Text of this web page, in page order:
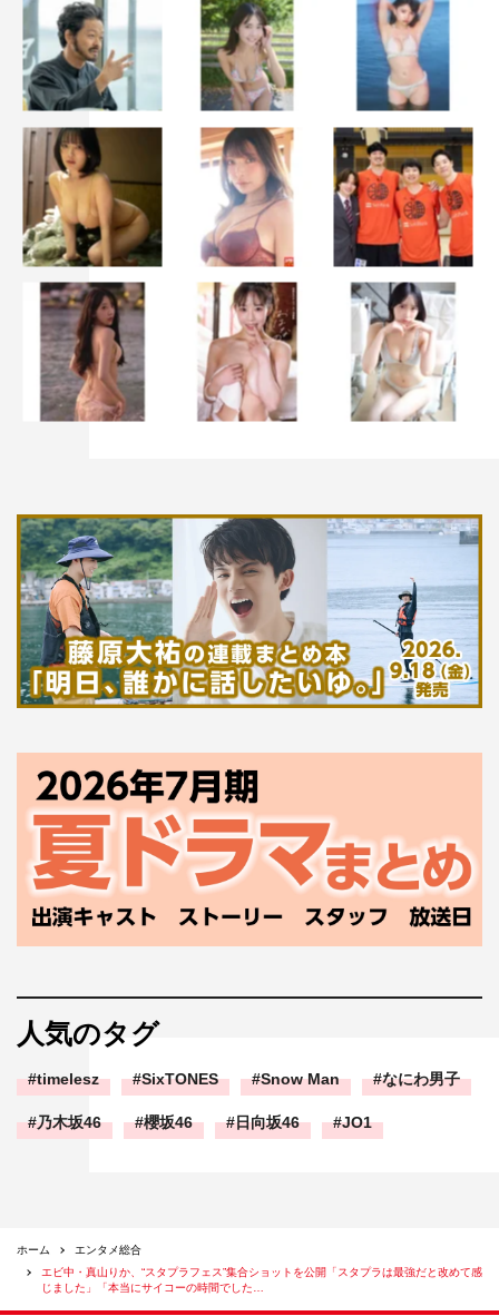
人気のタグ
timelesz SixTONES Snow Man なにわ男子
乃木坂46 櫻坂46 日向坂46 JO1
ホーム
エンタメ総合
エビ中・真山りか、“スタプラフェス”集合ショットを公開「スタプラは最強だと改めて感
じました」「本当にサイコーの時間でした…